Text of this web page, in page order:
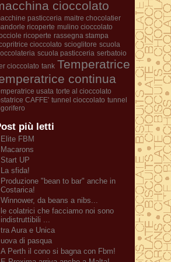
cioccolato
pasticceria maitre chocolatier
ricoperte mulino cioccolato
ricoperte rassegna stampa
cioccolato scioglitore scuola
scuola pasticceria serbatoio
cioccolato tank Temperatrice
continua
usata torte al cioccolato
CAFFE' tunnel cioccolato tunnel
più letti
Elite FBM
Macarons
Start UP
La sfida!
Produzione "bean to bar" anche in
Costarica!
Winnower, da beans a nibs...
le colatrici che facciamo noi sono
indistruttibili ...
tra Aura e Unica
uova di pasqua
A Perth il cono si bagna con Fbm!